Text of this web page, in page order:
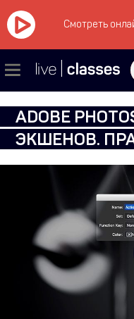
Смотреть
ADOBE
ЭКШЕНОВ.